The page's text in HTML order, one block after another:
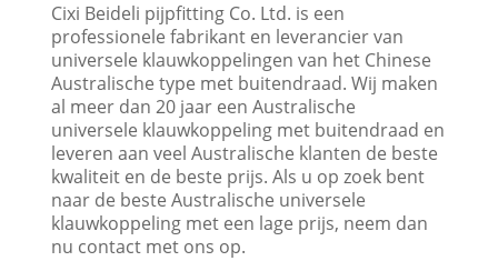
Cixi Beideli pijpfitting Co. Ltd. is een
professionele fabrikant en leverancier van
universele klauwkoppelingen van het Chinese
Australische type met buitendraad. Wij maken
al meer dan 20 jaar een Australische
universele klauwkoppeling met buitendraad en
leveren aan veel Australische klanten de beste
kwaliteit en de beste prijs. Als u op zoek bent
naar de beste Australische universele
klauwkoppeling met een lage prijs, neem dan
nu contact met ons op.